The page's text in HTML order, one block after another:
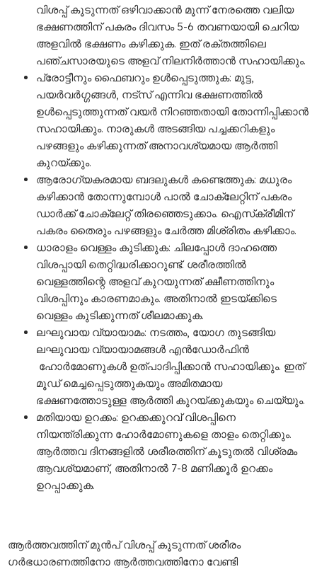
വിശപ്പ് കൂടുന്നത് ഒഴിവാക്കാൻ മൂന്ന് നേരത്തെ വലിയ
ഭക്ഷണത്തിന് പകരം ദിവസം 5-6 തവണയായി ചെറിയ
അളവിൽ ഭക്ഷണം കഴിക്കുക. ഇത് രക്തത്തിലെ
പഞ്ചസാരയുടെ അളവ് നിലനിർത്താൻ സഹായിക്കും.
പ്രോട്ടീനും ഫൈബറും ഉൾപ്പെടുത്തുക: മുട്ട,
പയർവർഗ്ഗങ്ങൾ, നട്സ് എന്നിവ ഭക്ഷണത്തിൽ
ഉൾപ്പെടുത്തുന്നത് വയർ നിറഞ്ഞതായി തോന്നിപ്പിക്കാൻ
സഹായിക്കും. നാരുകൾ അടങ്ങിയ പച്ചക്കറികളും
പഴങ്ങളും കഴിക്കുന്നത് അനാവശ്യമായ ആർത്തി
കുറയ്ക്കും.
ആരോഗ്യകരമായ ബദലുകൾ കണ്ടെത്തുക: മധുരം
കഴിക്കാൻ തോന്നുമ്പോൾ പാൽ ചോക്ലേറ്റിന് പകരം
ഡാർക്ക് ചോക്ലേറ്റ് തിരഞ്ഞെടുക്കാം. ഐസ്‌ക്രീമിന്
പകരം തൈരും പഴങ്ങളും ചേർത്ത മിശ്രിതം കഴിക്കാം.
ധാരാളം വെള്ളം കുടിക്കുക: ചിലപ്പോൾ ദാഹത്തെ
വിശപ്പായി തെറ്റിദ്ധരിക്കാറുണ്ട്. ശരീരത്തിൽ
വെള്ളത്തിന്റെ അളവ് കുറയുന്നത് ക്ഷീണത്തിനും
വിശപ്പിനും കാരണമാകും. അതിനാൽ ഇടയ്ക്കിടെ
വെള്ളം കുടിക്കുന്നത് ശീലമാക്കുക.
ലഘുവായ വ്യായാമം: നടത്തം, യോഗ തുടങ്ങിയ
ലഘുവായ വ്യായാമങ്ങൾ എൻഡോർഫിൻ
ഹോർമോണുകൾ ഉത്പാദിപ്പിക്കാൻ സഹായിക്കും. ഇത്
മൂഡ് മെച്ചപ്പെടുത്തുകയും അമിതമായ
ഭക്ഷണത്തോടുള്ള ആർത്തി കുറയ്ക്കുകയും ചെയ്യും.
മതിയായ ഉറക്കം: ഉറക്കക്കുറവ് വിശപ്പിനെ
നിയന്ത്രിക്കുന്ന ഹോർമോണുകളെ താളം തെറ്റിക്കും.
ആർത്തവ ദിനങ്ങളിൽ ശരീരത്തിന് കൂടുതൽ വിശ്രമം
ആവശ്യമാണ്, അതിനാൽ 7-8 മണിക്കൂർ ഉറക്കം
ഉറപ്പാക്കുക.
ആർത്തവത്തിന് മുൻപ് വിശപ്പ് കൂടുന്നത് ശരീരം
ഗർഭധാരണത്തിനോ ആർത്തവത്തിനോ വേണ്ടി